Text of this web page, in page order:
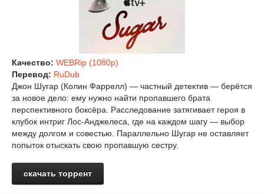
Качество: WEBRip (1080p)
Перевод: RuDub
Джон Шугар (Колин Фаррелл) — частный детектив — берётся
за новое дело: ему нужно найти пропавшего брата
перспективного боксёра. Расследование затягивает героя в
клубок интриг Лос‑Анджелеса, где на каждом шагу — выбор
между долгом и совестью. Параллельно Шугар не оставляет
попыток отыскать свою пропавшую сестру.
скачать торрент